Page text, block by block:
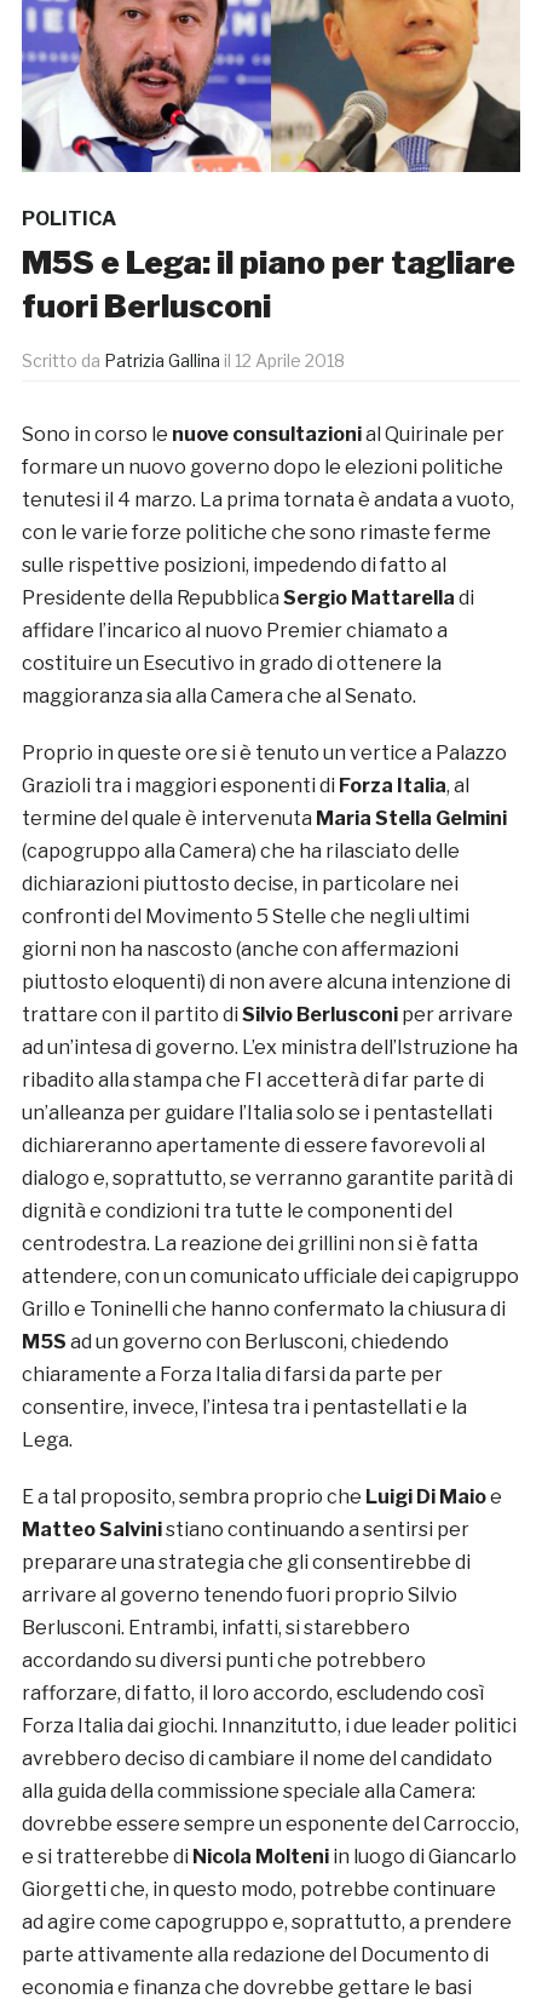
POLITICA
M5S e Lega: il piano per tagliare
fuori Berlusconi
Scritto da Patrizia Gallina il 12 Aprile 2018
Sono in corso le nuove consultazionial Quirinale per
formare un nuovo governo dopo le elezioni politiche
tenutesi il 4 marzo. La prima tornata è andata a vuoto,
con le varie forze politiche che sono rimaste ferme
sulle rispettive posizioni, impedendo di fatto al
Presidente della Repubblica Sergio Mattarella di
affidare l’incarico al nuovo Premier chiamato a
costituire un Esecutivo in grado di ottenere la
maggioranza sia alla Camera che al Senato.
Proprio in queste ore si è tenuto un vertice a Palazzo
Grazioli tra i maggiori esponenti di Forza Italia, al
termine del quale è intervenuta Maria Stella Gelmini
(capogruppo alla Camera) che ha rilasciato delle
dichiarazioni piuttosto decise, in particolare nei
confronti del Movimento 5 Stelle che negli ultimi
giorni non ha nascosto (anche con affermazioni
piuttosto eloquenti) di non avere alcuna intenzione di
trattare con il partito di Silvio Berlusconiper arrivare
ad un’intesa di governo. L’ex ministra dell’Istruzione ha
ribadito alla stampa che FI accetterà di far parte di
un’alleanza per guidare l’Italia solo se i pentastellati
dichiareranno apertamente di essere favorevoli al
dialogo e, soprattutto, se verranno garantite parità di
dignità e condizioni tra tutte le componenti del
centrodestra. La reazione dei grillini non si è fatta
attendere, con un comunicato ufficiale dei capigruppo
Grillo e Toninelli che hanno confermato la chiusura di
M5S ad un governo con Berlusconi, chiedendo
chiaramente a Forza Italia di farsi da parte per
consentire, invece, l’intesa tra i pentastellati e la
Lega.
E a tal proposito, sembra proprio che Luigi Di Maioe
Matteo Salvinistiano continuando a sentirsi per
preparare una strategia che gli consentirebbe di
arrivare al governo tenendo fuori proprio Silvio
Berlusconi. Entrambi, infatti, si starebbero
accordando su diversi punti che potrebbero
rafforzare, di fatto, il loro accordo, escludendo così
Forza Italia dai giochi. Innanzitutto, i due leader politici
avrebbero deciso di cambiare il nome del candidato
alla guida della commissione speciale alla Camera:
dovrebbe essere sempre un esponente del Carroccio,
e si tratterebbe di Nicola Molteniin luogo di Giancarlo
Giorgetti che, in questo modo, potrebbe continuare
ad agire come capogruppo e, soprattutto, a prendere
parte attivamente alla redazione del Documento di
economia e finanza che dovrebbe gettare le basi